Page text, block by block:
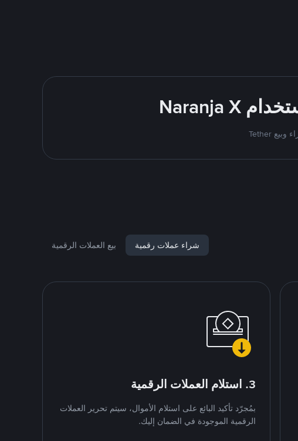
شراء عملات رقمية بيع العملات الرقمية
3. استلام العملات الرقمية
بمُجرّد تأكيد البائع على استلام الأموال، سيتم تحرير العملات
الرقمية الموجودة في الضمان إليك.